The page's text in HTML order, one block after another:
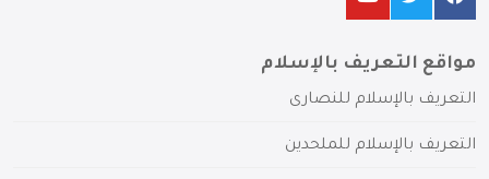
مواقع التعريف بالإسلام
التعريف بالإسلام للنصارى
التعريف بالإسلام للملحدين